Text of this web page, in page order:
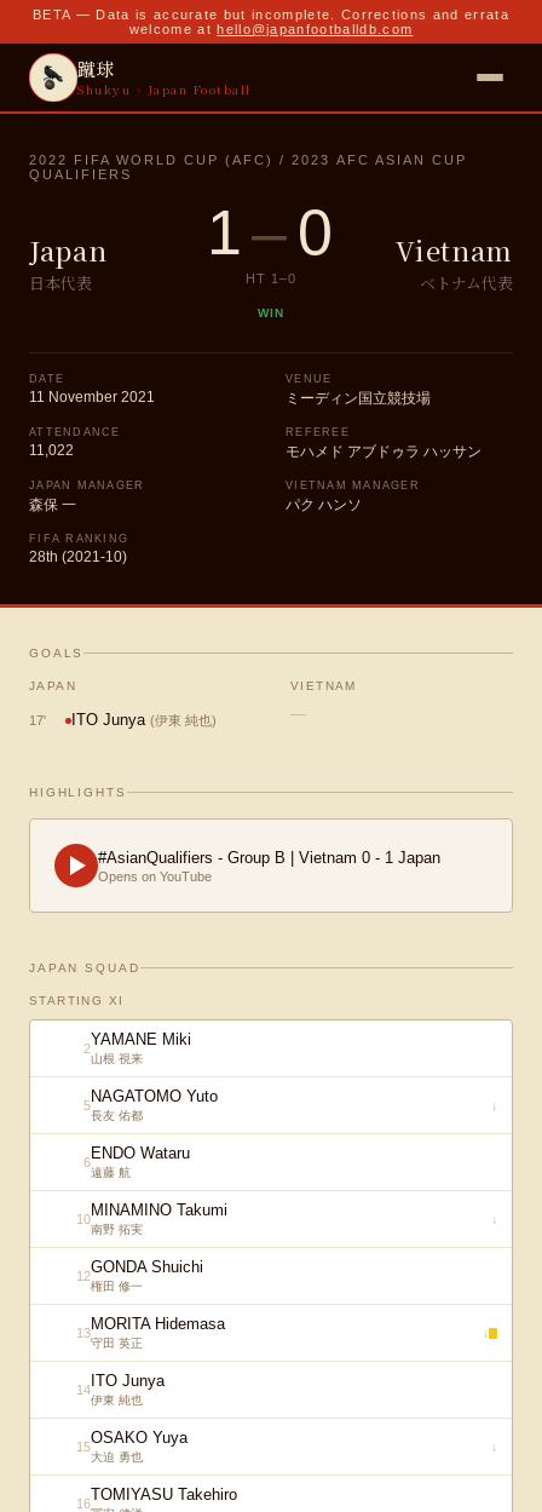
BETA — Data is accurate but incomplete. Corrections and errata
welcome at hello@japanfootballdb.com
蹴球
Shukyu · Japan Football
2022 FIFA WORLD CUP (AFC) / 2023 AFC ASIAN CUP
QUALIFIERS
Japan
日本代表
1–0
HT 1 –0
WIN
Vietnam
ベトナム代表
DATE
11 November 2021
VENUE
ミーディン国立競技場
ATTENDANCE
11,022
REFEREE
モハメド アブドゥラ ハッサン
JAPAN MANAGER
森保 一
VIETNAM MANAGER
パク ハンソ
FIFA RANKING
28th (2021-10)
GOALS
JAPAN
17' ITO Junya (伊東 純也)
VIETNAM
—
HIGHLIGHTS
#AsianQualifiers - Group B | Vietnam 0 - 1 Japan
Opens on YouTube
JAPAN SQUAD
STARTING XI
2YAMANE Miki
山根 視来
5NAGATOMO Yuto
長友 佑都
↓
6ENDO Wataru
遠藤 航
10MINAMINO Takumi
南野 拓実
↓
12GONDA Shuichi
権田 修一
13MORITA Hidemasa
守田 英正
↓
14 ITO Junya
伊東 純也
15OSAKO Yuya
大迫 勇也
↓
16TOMIYASU Takehiro